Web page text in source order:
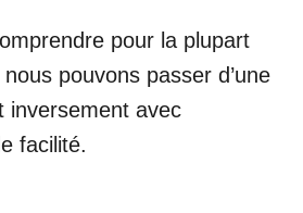
pour la plupart
pouvons passer d’une
inversement avec
facilité.